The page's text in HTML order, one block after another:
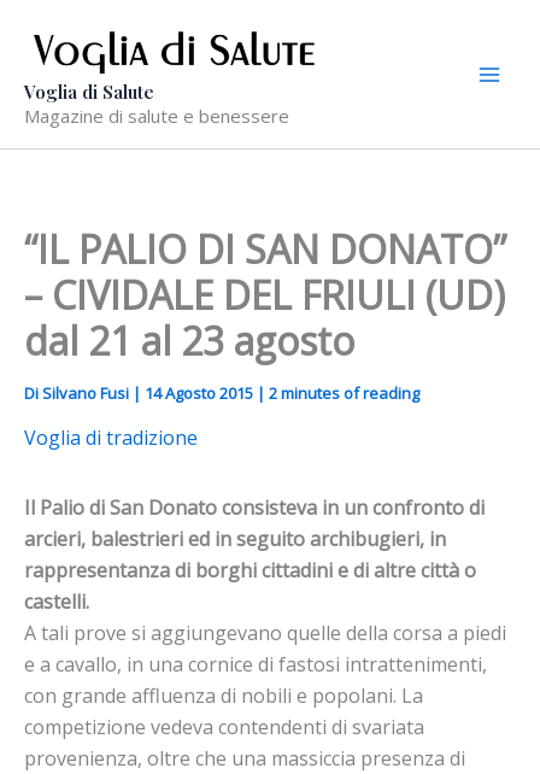
contenuto
Voglia di Salute
Magazine di salute e benessere
“IL PALIO DI SAN DONATO”
– CIVIDALE DEL FRIULI (UD)
dal 21 al 23 agosto
DiSilvano Fusi | 14 Agosto 2015 | 2 minutes of reading
Voglia di tradizione
Il Palio di San Donato consisteva in un confronto di
arcieri, balestrieri ed in seguito archibugieri, in
rappresentanza di borghi cittadini e di altre città o
castelli.
A tali prove si aggiungevano quelle della corsa a piedi
e a cavallo, in una cornice di fastosi intrattenimenti,
con grande affluenza di nobili e popolani. La
competizione vedeva contendenti di svariata
provenienza, oltre che una massiccia presenza di